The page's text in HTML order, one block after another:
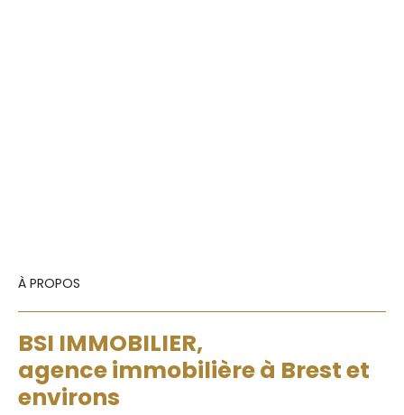
À PROPOS
BSI IMMOBILIER,
agence immobilière à Brest et
environs